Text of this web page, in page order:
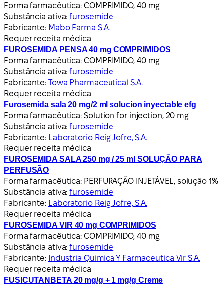
Forma farmacêutica: COMPRIMIDO, 40 mg
Substância ativa:furosemide
Fabricante: Mabo Farma S.A.
Requer receita médica
FUROSEMIDA PENSA 40 mg COMPRIMIDOS
Forma farmacêutica: COMPRIMIDO, 40 mg
Substância ativa:furosemide
Fabricante: Towa Pharmaceutical S.A.
Requer receita médica
Furosemida sala 20 mg/2 ml solucion inyectable efg
Forma farmacêutica: Solution for injection, 20 mg
Substância ativa:furosemide
Fabricante: Laboratorio Reig Jofre, S.A.
Requer receita médica
FUROSEMIDA SALA 250 mg / 25 ml SOLUÇÃO PARA
PERFUSÃO
Forma farmacêutica: PERFURAÇÃO INJETÁVEL, solução 1%
Substância ativa:furosemide
Fabricante: Laboratorio Reig Jofre, S.A.
Requer receita médica
FUROSEMIDA VIR 40 mg COMPRIMIDOS
Forma farmacêutica: COMPRIMIDO, 40 mg
Substância ativa:furosemide
Fabricante: Industria Quimica Y Farmaceutica Vir S.A.
Requer receita médica
FUSICUTANBETA 20 mg/g + 1 mg/g Creme